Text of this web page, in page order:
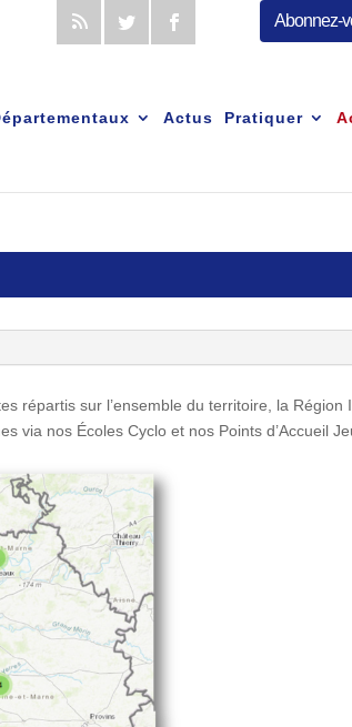
Abonnez-
Actus Pratiquer
répartis sur l’ensemble du territoire, la Région
via nos Écoles Cyclo et nos Points d’Accueil